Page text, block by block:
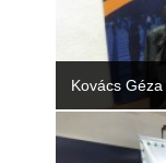
Rólunk
Kovács Géza